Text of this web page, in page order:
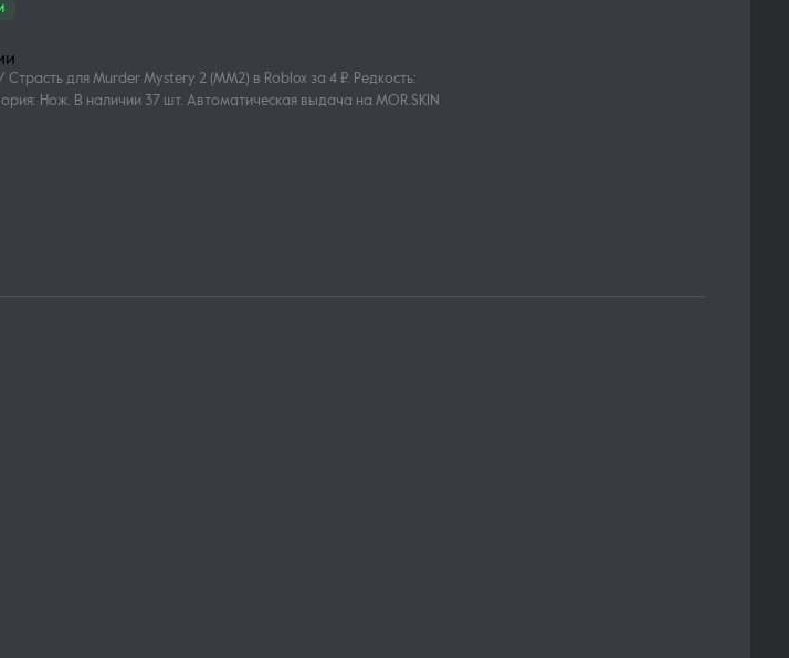
Страсть для Murder Mystery 2 (MM2) в Roblox за 4 ₽. Редкость:
Нож. В наличии 37 шт. Автоматическая выдача на MOR.SKIN